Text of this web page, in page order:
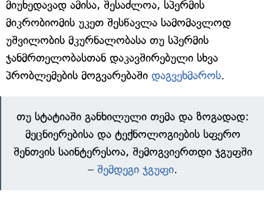
მიუხედავად ამისა, შესაძლოა, სპერმის
მიკრობიომის უკეთ შესწავლა სამომავლოდ
უშვილობის მკურნალობასა თუ სპერმის
ჯანმრთელობასთან დაკავშირებული სხვა
პრობლემების მოგვარებაში დაგვეხმაროს.
თუ სტატიაში განხილული თემა და ზოგადად:
მეცნიერებისა და ტექნოლოგიების სფერო
შენთვის საინტერესოა, შემოგვიერთდი ჯგუფში
– შემდეგი ჯგუფი.